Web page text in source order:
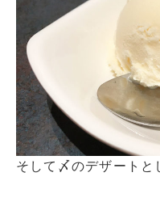
そして〆のデザートと